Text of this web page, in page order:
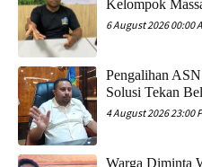
Kelompok
6 August 2026 00:00
Pengalihan
Solusi Tekan
4 August 2026 23:00
Warga Diminta